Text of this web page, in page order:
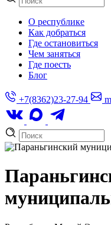
О республике
Как добраться
Где остановиться
Чем заняться
Где поесть
Блог
+7(8362)23-27-94